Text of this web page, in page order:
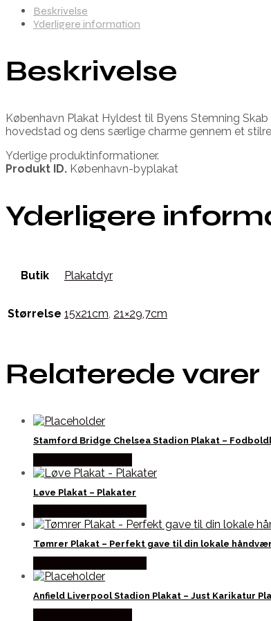
Beskrivelse
Yderligere information
Beskrivelse
København Plakat Hyldest til Byens Stemning
hovedstad og dens særlige charme gennem et
Yderlige produktinformationer.
Produkt ID. København-byplakat
Yderligere
Butik Plakatdyr
Størrelse 15x21cm, 21×29,7cm
Relaterede varer
Stamford Bridge Chelsea Stadion Plakat –
Løve Plakat – Plakater
Tømrer Plakat – Perfekt gave til din lokale
Anfield Liverpool Stadion Plakat – Just Karikatur